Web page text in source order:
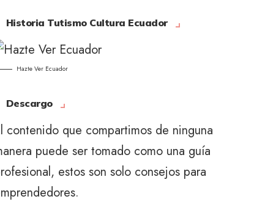
Historia Tutismo Cultura Ecuador
Hazte Ver Ecuador
Descargo
contenido que compartimos de ninguna
puede ser tomado como una guía
estos son solo consejos para